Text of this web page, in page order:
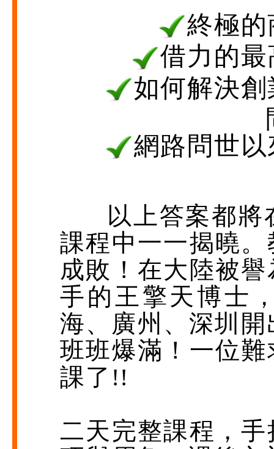
終極
借力的
如何解決
網路問世
以上答案都將
課程中一一揭曉
成敗！在大陸被
手的王擎天博士
海、廣州、深圳
班班爆滿！一位
課了!!
二天完整課程，